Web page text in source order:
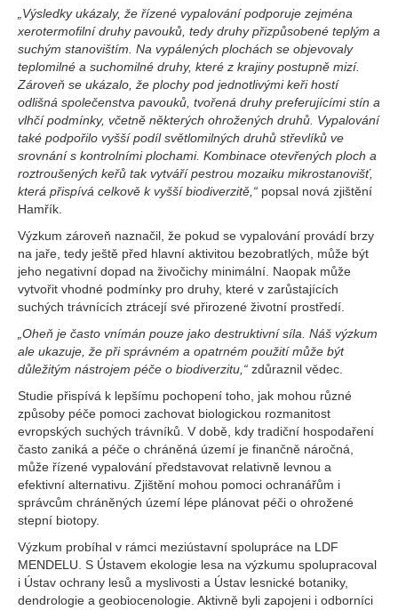
„Výsledky ukázaly, že řízené vypalování podporuje zejména
xerotermofilní druhy pavouků, tedy druhy přizpůsobené teplým a
suchým stanovištím. Na vypálených plochách se objevovaly
teplomilné a suchomilné druhy, které z krajiny postupně mizí.
Zároveň se ukázalo, že plochy pod jednotlivými keři hostí
odlišná společenstva pavouků, tvořená druhy preferujícími stín a
vlhčí podmínky, včetně některých ohrožených druhů. Vypalování
také podpořilo vyšší podíl světlomilných druhů střevlíků ve
srovnání s kontrolními plochami. Kombinace otevřených ploch a
roztroušených keřů tak vytváří pestrou mozaiku mikrostanovišť,
která přispívá celkově k vyšší biodiverzitě,“ popsal nová zjištění
Hamřík.
Výzkum zároveň naznačil, že pokud se vypalování provádí brzy
na jaře, tedy ještě před hlavní aktivitou bezobratlých, může být
jeho negativní dopad na živočichy minimální. Naopak může
vytvořit vhodné podmínky pro druhy, které v zarůstajících
suchých trávnících ztrácejí své přirozené životní prostředí.
„Oheň je často vnímán pouze jako destruktivní síla. Náš výzkum
ale ukazuje, že při správném a opatrném použití může být
důležitým nástrojem péče o biodiverzitu,“ zdůraznil vědec.
Studie přispívá k lepšímu pochopení toho, jak mohou různé
způsoby péče pomoci zachovat biologickou rozmanitost
evropských suchých trávníků. V době, kdy tradiční hospodaření
často zaniká a péče o chráněná území je finančně náročná,
může řízené vypalování představovat relativně levnou a
efektivní alternativu. Zjištění mohou pomoci ochranářům i
správcům chráněných území lépe plánovat péči o ohrožené
stepní biotopy.
Výzkum probíhal v rámci meziústavní spolupráce na LDF
MENDELU. S Ústavem ekologie lesa na výzkumu spolupracoval
i Ústav ochrany lesů a myslivosti a Ústav lesnické botaniky,
dendrologie a geobiocenologie. Aktivně byli zapojeni i odborníci